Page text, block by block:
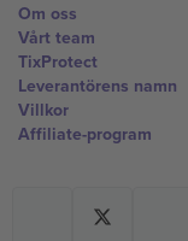
Om oss
Vårt team
TixProtect
Leverantörens namn
Villkor
Affiliate-program